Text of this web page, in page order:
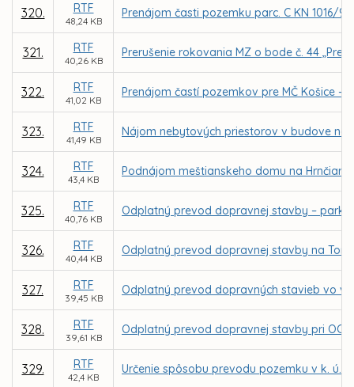
320. RTF
48,24 KB
Prenájom časti pozemku parc. C KN 1016/9
321. RTF
40,26 KB
Prerušenie rokovania MZ o bode č. 44
322. RTF
41,02 KB
Prenájom častí pozemkov pre MČ Košice -
323. RTF
41,49 KB
Nájom nebytových priestorov v budove na
324. RTF
43,4 KB
Podnájom meštianskeho domu na
325. RTF
40,76 KB
Odplatný prevod dopravnej stavby –
326. RTF
40,44 KB
Odplatný prevod dopravnej stavby na
327. RTF
39,45 KB
Odplatný prevod dopravných stavieb vo
328. RTF
39,61 KB
Odplatný prevod dopravnej stavby pri OC
329. RTF
42,4 KB
Určenie spôsobu prevodu pozemku v k. ú.